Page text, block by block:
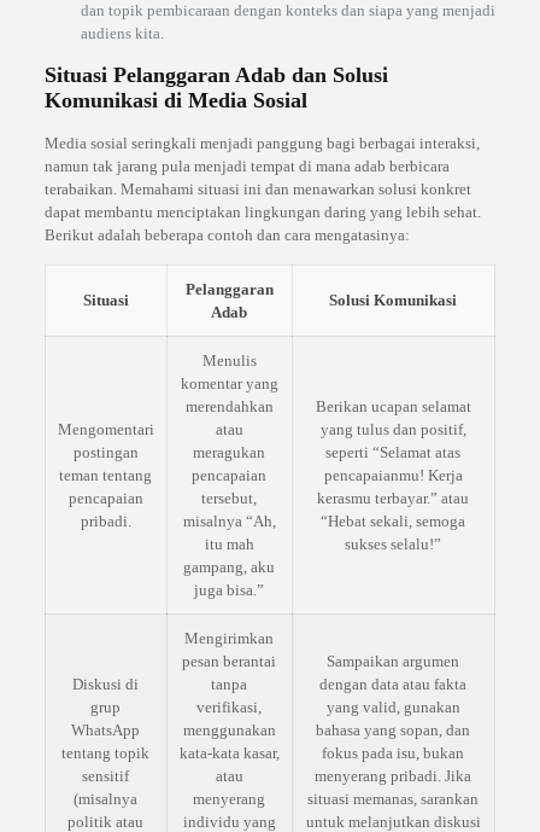
dan topik pembicaraan dengan konteks dan siapa yang menjadi
audiens kita.
Situasi Pelanggaran Adab dan Solusi
Komunikasi di Media Sosial
Media sosial seringkali menjadi panggung bagi berbagai interaksi,
namun tak jarang pula menjadi tempat di mana adab berbicara
terabaikan. Memahami situasi ini dan menawarkan solusi konkret
dapat membantu menciptakan lingkungan daring yang lebih sehat.
Berikut adalah beberapa contoh dan cara mengatasinya:
Situasi
Pelanggaran
Adab
Solusi Komunikasi
Mengomentari
postingan
teman tentang
pencapaian
pribadi.
Menulis
komentar yang
merendahkan
atau
meragukan
pencapaian
tersebut,
misalnya “Ah,
itu mah
gampang, aku
juga bisa.”
Berikan ucapan selamat
yang tulus dan positif,
seperti “Selamat atas
pencapaianmu! Kerja
kerasmu terbayar.” atau
“Hebat sekali, semoga
sukses selalu!”
Diskusi di
grup
WhatsApp
tentang topik
sensitif
(misalnya
politik atau
Mengirimkan
pesan berantai
tanpa
verifikasi,
menggunakan
kata-kata kasar,
atau
menyerang
individu yang
Sampaikan argumen
dengan data atau fakta
yang valid, gunakan
bahasa yang sopan, dan
fokus pada isu, bukan
menyerang pribadi. Jika
situasi memanas, sarankan
untuk melanjutkan diskusi